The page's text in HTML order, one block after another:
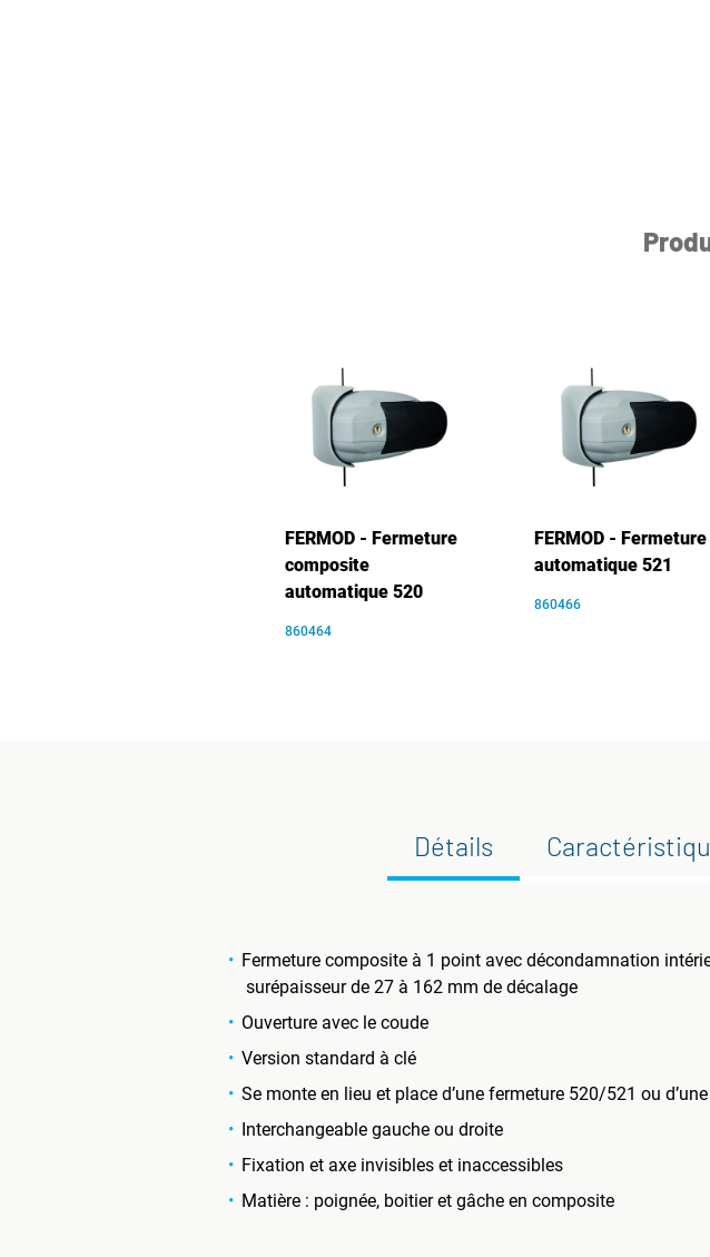
FERMOD - Fermeture
composite
automatique 520
860464
FERMOD - Fermeture
automatique 521
860466
Détails
Fermeture composite à 1 point avec décondamnation
surépaisseur de 27 à 162 mm de décalage
Ouverture avec le coude
Version standard à clé
Se monte en lieu et place d’une fermeture 520/521 ou
Interchangeable gauche ou droite
Fixation et axe invisibles et inaccessibles
Matière : poignée, boitier et gâche en composite